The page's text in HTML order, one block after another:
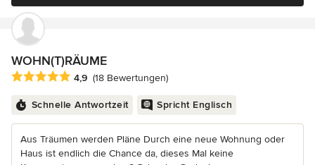
WOHN(T)RÄUME
Durchschnittliche Bewertung: 4.9 von 5 Sternen
4,9 (18 Bewertungen)
Schnelle Antwortzeit Spricht Englisch
Aus Träumen werden Pläne Durch eine neue Wohnung oder
Haus ist endlich die Chance da, dieses Mal keine